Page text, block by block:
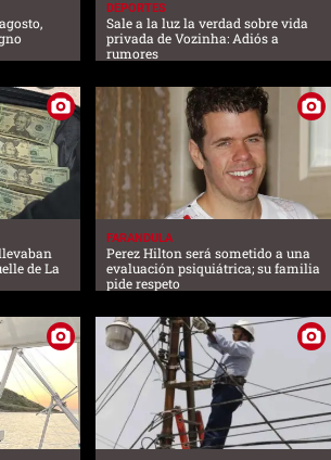
DEPORTES
Sale a la luz la verdad sobre vida
privada de Vozinha: Adiós a
rumores
de La
FARANDULA
Perez Hilton será sometido a una
evaluación psiquiátrica; su familia
pide respeto